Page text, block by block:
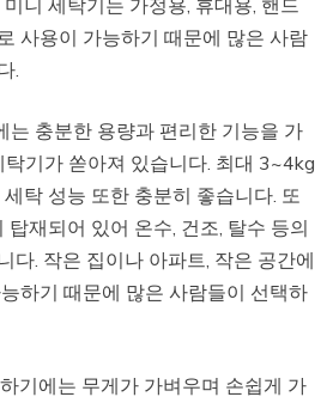
사용이 가능하기 때문에 많은 사람
.
는 충분한 용량과 편리한 기능을 가
기가 쏟아져 있습니다. 최대 3~4kg
탁 성능 또한 충분히 좋습니다. 또
탑재되어 있어 온수, 건조, 탈수 등의
다. 작은 집이나 아파트, 작은 공간에
하기 때문에 많은 사람들이 선택하
기에는 무게가 가벼우며 손쉽게 가